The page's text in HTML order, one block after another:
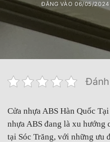
ĐĂNG VÀO06/05/2024
Cửa nhựa ABS Hàn Quốc
nhựa ABS đang là xu hướng
tại Sóc Trăng, với những ưu